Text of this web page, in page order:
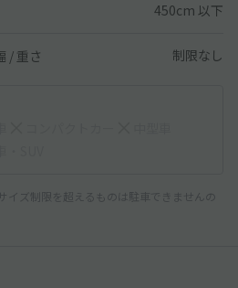
450cm 以下
/ 重さ 制限なし
イズ制限を超えるものは駐車できませんの